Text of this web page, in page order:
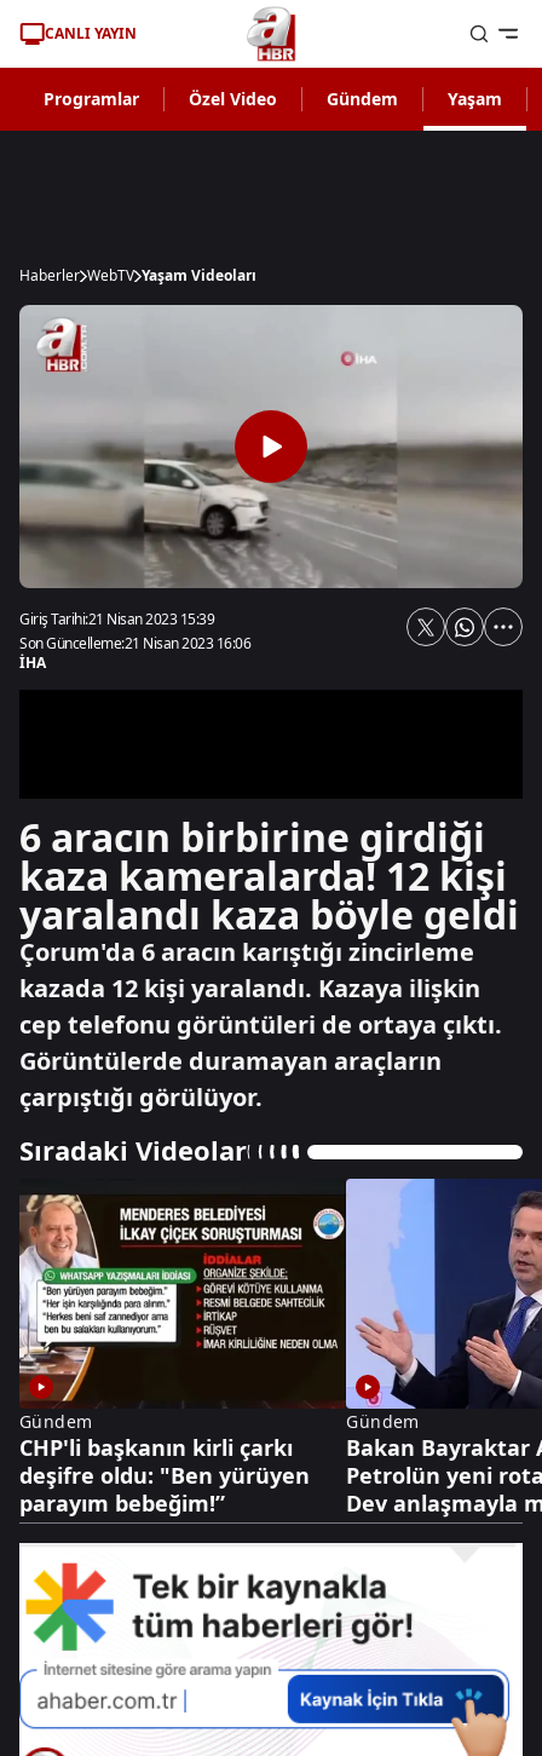
CANLI YAYIN
Programlar Özel Video Gündem Yaşam
Haberler WebTV Yaşam Videoları
Giriş Tarihi:21 Nisan 2023 15:39
Son Güncelleme:21 Nisan 2023 16:06
İHA
6 aracın birbirine girdiği
kaza kameralarda! 12 kişi
yaralandı kaza böyle geldi
Çorum'da 6 aracın karıştığı zincirleme
kazada 12 kişi yaralandı. Kazaya ilişkin
cep telefonu görüntüleri de ortaya çıktı.
Görüntülerde duramayan araçların
çarpıştığı görülüyor.
Sıradaki Videolar
Gündem
CHP'li başkanın kirli çarkı
deşifre oldu: "Ben yürüyen
parayım bebeğim!”
Gündem
Bakan Bayraktar
Petrolün yeni
Dev anlaşmayla
dolarlık hamle